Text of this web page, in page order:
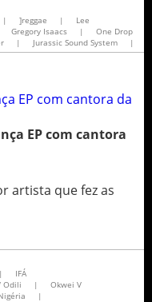
| ]reggae |
Lee
Gregory Isaacs |
One Drop
| Jurassic Sound System |
EP com cantora
artista que fez as
|
IFÁ
Odili |
Okwei V
|